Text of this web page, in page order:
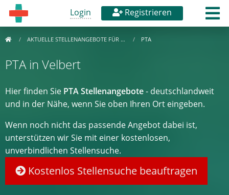
Login Registrieren
AKTUELLE STELLENANGEBOTE FÜR … PTA
PTA in Velbert
Hier finden Sie PTA Stellenangebote- deutschlandweit
und in der Nähe, wenn Sie oben Ihren Ort eingeben.
Wenn noch nicht das passende Angebot dabei ist,
unterstützen wir Sie mit einer kostenlosen,
unverbindlichen Stellensuche.
Kostenlos Stellensuche beauftragen